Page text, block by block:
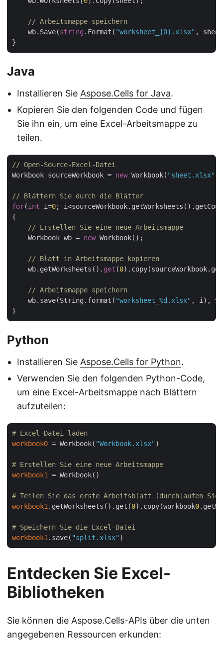
// Arbeitsmappe speichern
    wb.Save(
string .Format( "worksheet_{0}.xlsx" ,
Java
Installieren Sie Aspose.Cells for Java.
Kopieren Sie den folgenden Code und fügen
Sie ihn ein, um eine Excel-Arbeitsmappe zu
teilen.
// Open-Source-Excel-Datei
Workbook sourceWorkbook = new Workbook( "sheet.xlsx"
// Blättern Sie durch die Blätter
for(int i=0;
{
// Erstellen Sie eine neue Arbeitsmappe
    Workbook wb =
new Workbook();
// Blatt in Arbeitsmappe kopieren
    wb.getWorksheets().
get (0
// Arbeitsmappe speichern
    wb.save(String.format(
"worksheet_%d.xlsx" , i),
Python
Installieren Sie Aspose.Cells for Python.
Verwenden Sie den folgenden Python-Code,
um eine Excel-Arbeitsmappe nach Blättern
aufzuteilen:
# Excel-Datei laden
workbook0 = Workbook( "Workbook.xlsx" )
# Erstellen Sie eine neue Arbeitsmappe
workbook1
= Workbook()
# Teilen Sie das erste Arbeitsblatt (durchlaufen Sie
workbook1 .getWorksheets().get(0).copy(workbook0
# Speichern Sie die Excel-Datei
workbook1 .save( "split.xlsx"
Entdecken Sie Excel-
Bibliotheken
Sie können die Aspose.Cells-APIs über die unten
angegebenen Ressourcen erkunden: